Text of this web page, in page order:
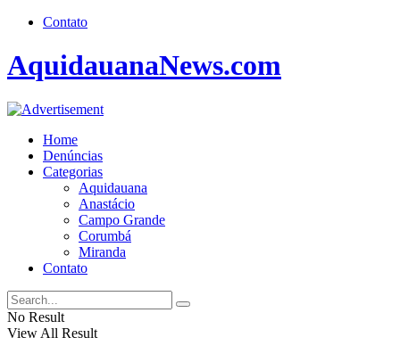
Contato
AquidauanaNews.com
Home
Denúncias
Categorias
Aquidauana
Anastácio
Campo Grande
Corumbá
Miranda
Contato
No Result
View All Result